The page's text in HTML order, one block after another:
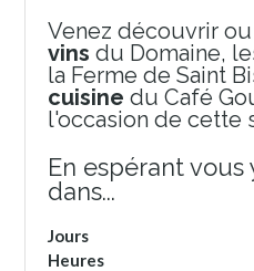
Venez découvrir
vins du Domaine,
la Ferme de Saint
cuisine du Café
l'occasion de cette
En espérant
dans...
Jours
Heures